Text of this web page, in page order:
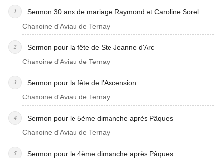
Sermon 30 ans de mariage Raymond et Caroline Sorel
Chanoine d'Aviau de Ternay
Sermon pour la fête de Ste Jeanne d'Arc
Chanoine d'Aviau de Ternay
Sermon pour la fête de l’Ascension
Chanoine d'Aviau de Ternay
Sermon pour le 5ème dimanche après Pâques
Chanoine d'Aviau de Ternay
Sermon pour le 4ème dimanche après Pâques